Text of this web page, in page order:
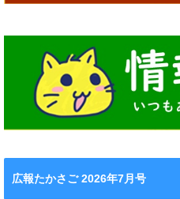
広報たかさご 2026年7月号